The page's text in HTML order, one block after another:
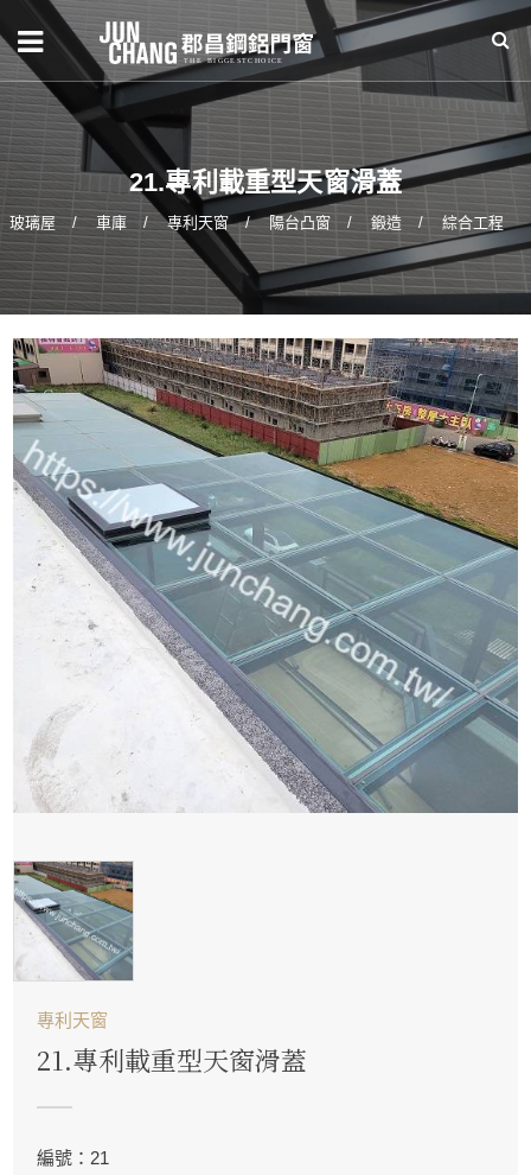
21.專利載重型天窗滑蓋
玻璃屋 車庫 專利天窗 陽台凸窗 鍛造 綜合工程
專利天窗
21.專利載重型天窗滑蓋
編號：21